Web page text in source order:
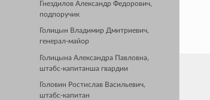
Гнездилов Александр Федорович,
подпоручик
Голицын Владимир Дмитриевич,
генерал-майор
Голицына Александра Павловна,
штабс-капитанша гвардии
Головин Ростислав Васильевич,
штабс-капитан